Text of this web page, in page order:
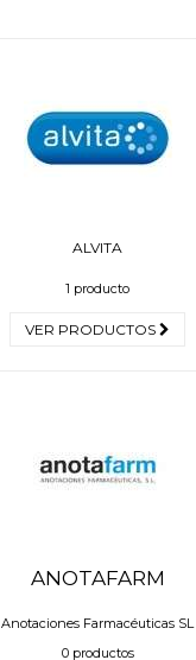
ALVITA
1 producto
VER PRODUCTOS
ANOTAFARM
Anotaciones Farmacéuticas SL
0 productos